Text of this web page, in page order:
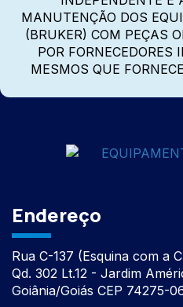
MANUTENÇÃO DOS
(BRUKER) COM PEÇAS
POR FORNECEDORES
MESMOS QUE
Endereço
Rua C-137 (Esquina com a
Qd. 302 Lt.12 - Jardim
Goiânia/Goiás CEP 74275-